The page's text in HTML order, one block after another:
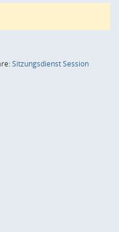
SitzungsdienstSession(Wird in